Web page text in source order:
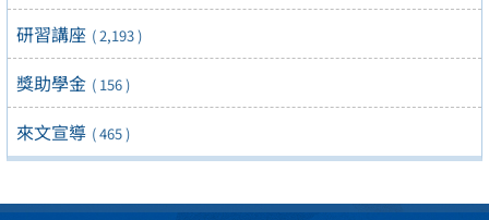
研習講座 ( 2,193 )
獎助學金 ( 156 )
來文宣導 ( 465 )